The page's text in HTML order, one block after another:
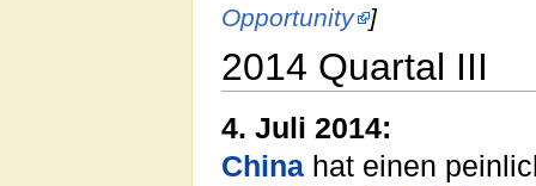
Opportunity ]
2014 Quartal III
4. Juli 2014:
China hat einen